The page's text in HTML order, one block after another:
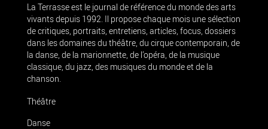
La Terrasse est le journal de référence du monde des arts
vivants depuis 1992. Il propose chaque mois une sélection
de critiques, portraits, entretiens, articles, focus, dossiers
dans les domaines du théâtre, du cirque contemporain, de
la danse, de la marionnette, de l’opéra, de la musique
classique, du jazz, des musiques du monde et de la
chanson.
Théâtre
Danse